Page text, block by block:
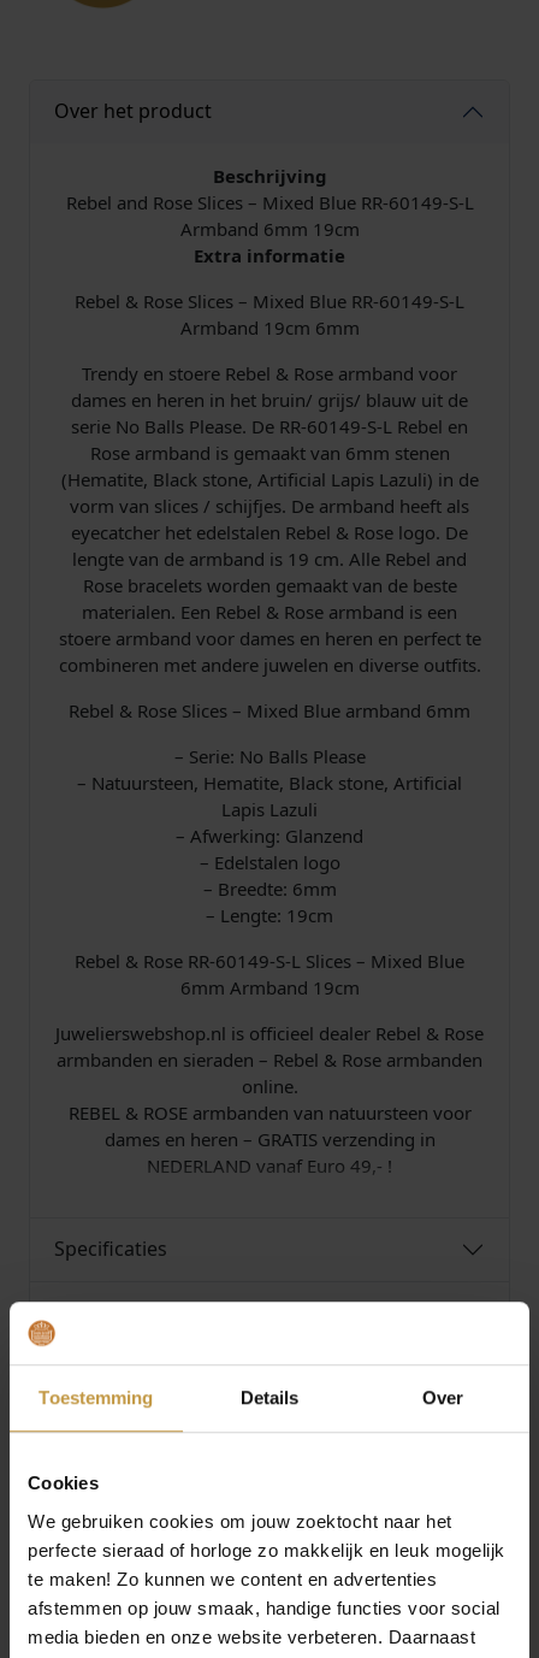
Toestemming Details Over
Cookies
We gebruiken cookies om jouw zoektocht naar het
perfecte sieraad of horloge zo makkelijk en leuk mogelijk
te maken! Zo kunnen we content en advertenties
afstemmen op jouw smaak, handige functies voor social
media bieden en onze website verbeteren. Daarnaast
x
B
R
R
6
0
1
4
9
-
S
-
L
A
r
m
b
n
d
m
m
a
n
t
l
Over het product
Beschrijving
Rebel and Rose Slices – Mixed Blue RR-60149-S-L
Armband 6mm 19cm
Extra informatie
Rebel & Rose Slices – Mixed Blue RR-60149-S-L
Armband 19cm 6mm
Trendy en stoere Rebel & Rose armband voor
dames en heren in het bruin/ grijs/ blauw uit de
serie No Balls Please. De RR-60149-S-L Rebel en
Rose armband is gemaakt van 6mm stenen
(Hematite, Black stone, Artificial Lapis Lazuli) in de
vorm van slices / schijfjes. De armband heeft als
eyecatcher het edelstalen Rebel & Rose logo. De
lengte van de armband is 19 cm. Alle Rebel and
Rose bracelets worden gemaakt van de beste
materialen. Een Rebel & Rose armband is een
stoere armband voor dames en heren en perfect te
combineren met andere juwelen en diverse outfits.
Rebel & Rose Slices – Mixed Blue armband 6mm
– Serie: No Balls Please
– Natuursteen, Hematite, Black stone, Artificial
Lapis Lazuli
– Afwerking: Glanzend
– Edelstalen logo
– Breedte: 6mm
– Lengte: 19cm
Rebel & Rose RR-60149-S-L Slices – Mixed Blue
6mm Armband 19cm
Juwelierswebshop.nl is officieel dealer Rebel & Rose
armbanden en sieraden – Rebel & Rose armbanden
online.
REBEL & ROSE armbanden van natuursteen voor
dames en heren – GRATIS verzending in
NEDERLAND vanaf Euro 49,- !
Specificaties
MEER VAN REBEL AND ROSE
Aanbieding!
o
r
s
p
r
u
i
d
i
g
REBEL AND ROSE
TWISTED 925
ANTHRACITE RR-
L0154-S-L ARMB…
Aanbieding!
o
r
s
p
r
i
i
REBEL AND ROSE
SMALL BRAIDED
ANTHRACITE RR-
L0152-S-M AR…